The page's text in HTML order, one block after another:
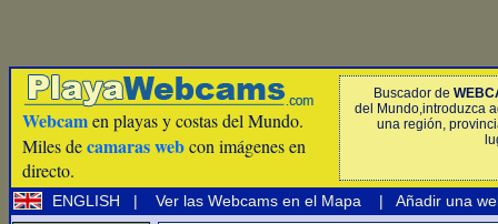
Webcamen playas y costas del Mundo.
Miles decamaras webcon imágenes en
directo.
Buscador de
del Mundo,introduzca
una región,
ENGLISH | Ver las Webcams en el Mapa | Añadir una